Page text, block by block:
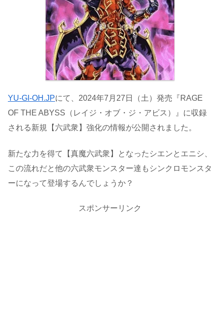
YU-GI-OH.JPにて、2024年7月27日（土）発売『RAGE
OF THE ABYSS（レイジ・オブ・ジ・アビス）』に収録
される新規【六武衆】強化の情報が公開されました。
新たな力を得て【真魔六武衆】となったシエンとエニシ、
この流れだと他の六武衆モンスター達もシンクロモンスタ
ーになって登場するんでしょうか？
スポンサーリンク